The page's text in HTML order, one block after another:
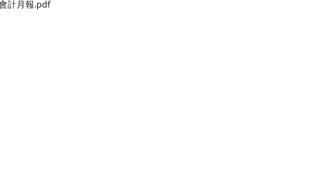
計月報.pdf